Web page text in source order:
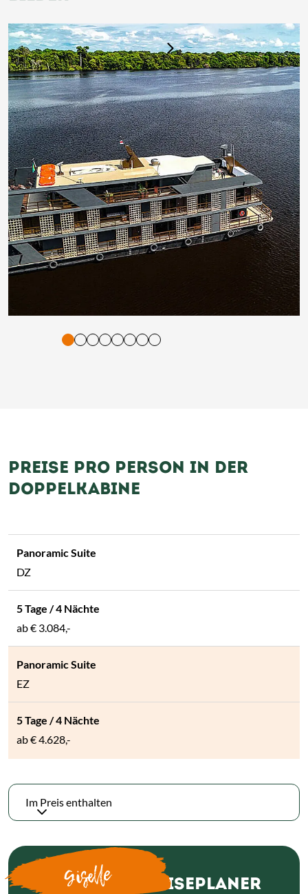
und Vorlesen der Inhalte mit Leertaste oder Tabulator-
PREISE PRO PERSON IN DER
DOPPELKABINE
DZ
ab€ 3.084,-
EZ
ab€ 4.628,-
Im Preis enthalten
Giselle
REISEPLANER